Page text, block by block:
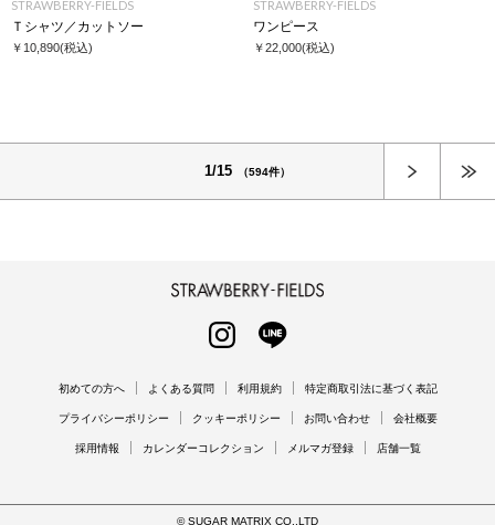
STRAWBERRY-FIELDS
Ｔシャツ／カットソー
￥10,890(税込)
STRAWBERRY-FIELDS
ワンピース
￥22,000(税込)
1/15 （594件）
INSTAGRAM
初めての方へ よくある質問 利用規約 特定商取引法に基づく表記
プライバシーポリシー クッキーポリシー お問い合わせ 会社概要
採用情報 カレンダーコレクション メルマガ登録 店舗一覧
© SUGAR MATRIX CO.,LTD